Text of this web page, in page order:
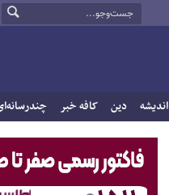
اندیشه دین کافه خبر